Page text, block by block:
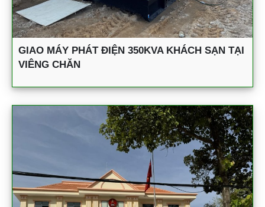
GIAO MÁY PHÁT ĐIỆN 350KVA KHÁCH SẠN TẠI
VIÊNG CHĂN